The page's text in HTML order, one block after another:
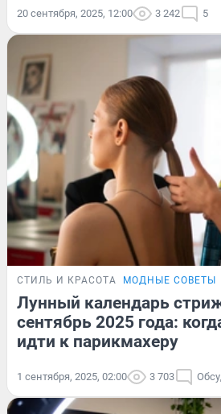
20 сентября, 2025, 12:00 3 242 5
СТИЛЬ И КРАСОТА МОДНЫЕ СОВЕТЫ
Лунный календарь
сентябрь 2025 года:
идти к парикмахеру
1 сентября, 2025, 02:00 3 703